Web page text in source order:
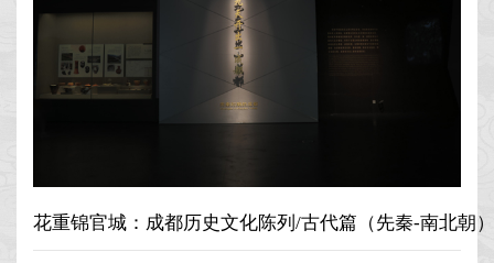
花重锦官城：成都历史文化陈列/古代篇（先秦-南北朝）